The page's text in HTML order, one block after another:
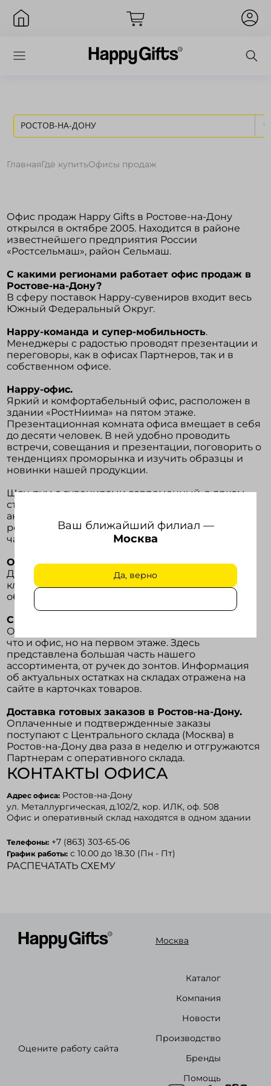
Ваш ближайший филиал —
Москва
Да, верно
РОСТОВ-НА-ДОНУ
ГлавнаяГде купитьOфисы продаж
Офис продаж Happy Gifts в Ростове-на-Дону
открылся в октябре 2005. Находится в районе
известнейшего предприятия России
«Ростсельмаш», район Сельмаш.
С какими регионами работает офис продаж в
Ростове-на-Дону?
В сферу поставок Happy-сувениров входит весь
Южный Федеральный Округ.
Happy-команда и супер-мобильность.
Менеджеры с радостью проводят презентации и
переговоры, как в офисах Партнеров, так и в
собственном офисе.
Happy-офис.
Яркий и комфортабельный офис, расположен в
здании «РостНиима» на пятом этаже.
Презентационная комната офиса вмещает в себя
до десяти человек. В ней удобно проводить
встречи, совещания и презентации, поговорить о
тенденциях проморынка и изучить образцы и
новинки нашей продукции.
Шоу-рум с сувенирами современный, в ярком
стиле, в витринах представлены образцы
актуального ассортимента каталога Happy Gifts,
регулярно пополняющиеся новинками, а так же
часть образцов из европейского каталога.
Образцы сувениров и подарков.
Для демонстрации Happy-сувениров своим
клиентам и их утверждения вы можете получить
образцы товаров на срок до двух недель.
Склад сувениров.
Оперативный склад находится в том же здании,
что и офис, но на первом этаже. Здесь
представлена большая часть нашего
ассортимента, от ручек до зонтов. Информация
об актуальных остатках на складах отражена на
сайте в карточках товаров.
Доставка готовых заказов в Ростов-на-Дону.
Оплаченные и подтвержденные заказы
поступают с Центрального склада (Москва) в
Ростов-на-Дону два раза в неделю и отгружаются
Партнерам с оперативного склада.
КОНТАКТЫ ОФИСА
Адрес офиса: Ростов-на-Дону
ул. Металлургическая, д.102/2, кор. ИЛК, оф. 508
Офис и оперативный склад находятся в одном здании
Телефоны: +7 (863) 303-65-06
График работы: с 10.00 до 18.30 (Пн - Пт)
РАСПЕЧАТАТЬ СХЕМУ
Оцените работу сайта
Москва
Каталог
Компания
Новости
Производство
Бренды
Помощь
Вход
Войти в кабинет
Зарегистрироваться